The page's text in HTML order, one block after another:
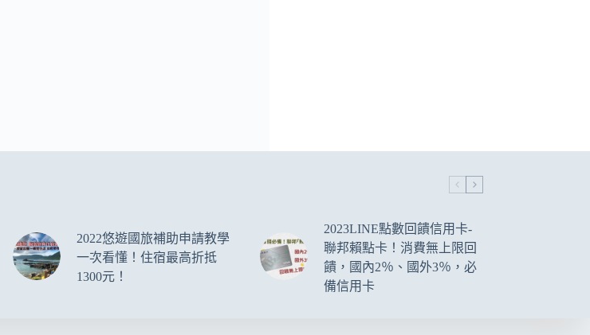
2022悠遊國旅補助申請教學
一次看懂！住宿最高折抵
1300元！
2023LINE點數回饋信用卡-
聯邦賴點卡！消費無上限回
饋，國內2％、國外3％，必
備信用卡